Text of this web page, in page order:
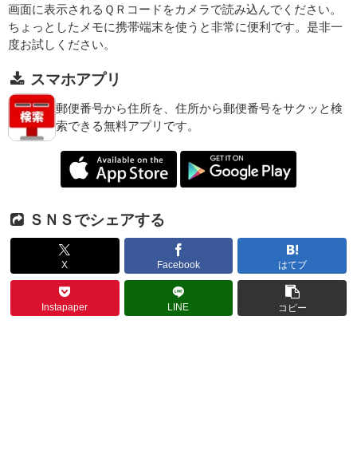
画面に表示されるＱＲコードをカメラで読み込んでください。
ちょっとしたメモに携帯端末を使うと非常に便利です。是非一
度お試しください。
スマホアプリ
郵便番号から住所を、住所から郵便番号をサクッと検
索できる無料アプリです。
ＳＮＳでシェアする
X Facebook はてブ
Instapaper LINE コピー